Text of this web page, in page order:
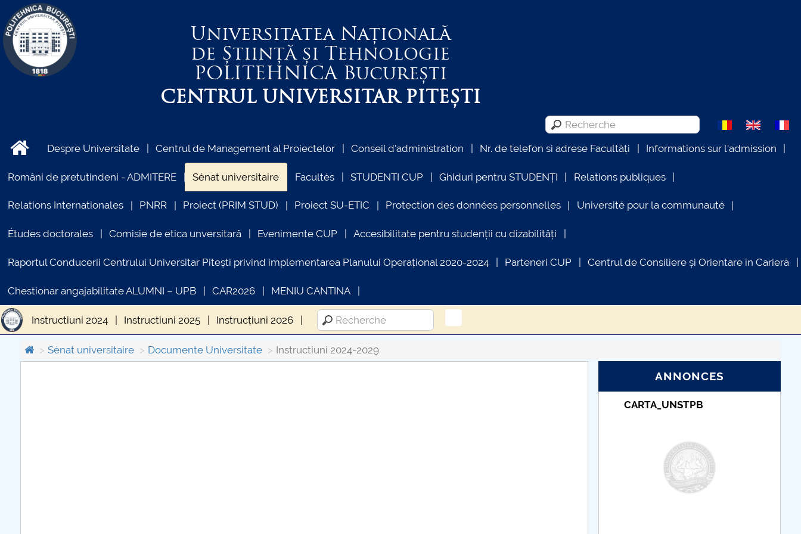
Universitatea Națională
de Știință și Tehnologie
POLITEHNICABucurești
CENTRUL UNIVERSITAR PITEȘTI
Despre Universitate Centrul de Management al Proiectelor Conseil d'administration Nr. de telefon si adrese Facultăți Informations sur l'admission
Români de pretutindeni - ADMITERE Sénat universitaire Facultés STUDENTI CUP Ghiduri pentru STUDENȚI Relations publiques
Relations Internationales PNRR Proiect (PRIM STUD) Proiect SU-ETIC Protection des données personnelles Université pour la communauté
Études doctorales Comisie de etica unversitară Evenimente CUP Accesibilitate pentru studenții cu dizabilități
Raportul Conducerii Centrului Universitar Pitești privind implementarea Planului Operațional 2020-2024 Parteneri CUP Centrul de Consiliere și Orientare în Carieră
Chestionar angajabilitate ALUMNI – UPB CAR2026 MENIU CANTINA
Instructiuni 2024 Instructiuni 2025 Instrucțiuni 2026
Sénat universitaire Documente Universitate Instructiuni 2024-2029
ANNONCES
Taxe de școlarizare